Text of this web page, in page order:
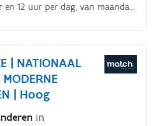
12 uur per dag, van maandag
| NATIONAAL
| Hoog
in